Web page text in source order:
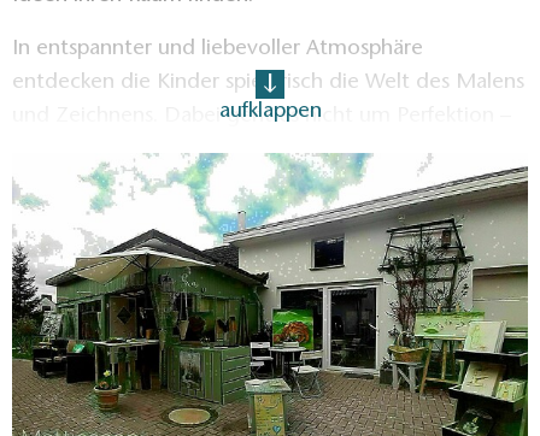
In entspannter und liebevoller Atmosphäre
entdecken die Kinder spielerisch die Welt des Malens
und Zeichnens. Dabei geht es nicht um Perfektion –
sondern um Freude, Mut zum Ausprobieren und den
ganz eigenen kreativen Ausdruck.
Was die Kinder erwartet: kreativität fördern durch
Malen & Zeichnen, Fantasie entfalten und neue
Techniken kennenlernen, eigene Ideen sichtbar
machen, Selbstvertrauen und Ausdruckskraft stärken,
Gemeinsam kreativ sein und Freude erleben. Jedes
Kind kann seinen eigenen Stil entdecken und mit
aufklappen